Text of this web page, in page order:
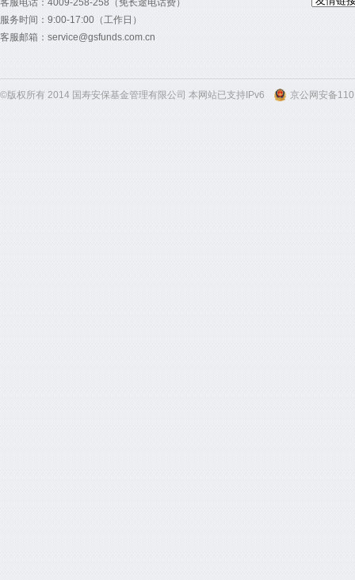
服务时间：9:00-17:00（工作日）
客服邮箱：service@gsfunds.com.cn
©版权所有 2014 国寿安保基金管理有限公司 本网站已支持IPv6 京公网安备